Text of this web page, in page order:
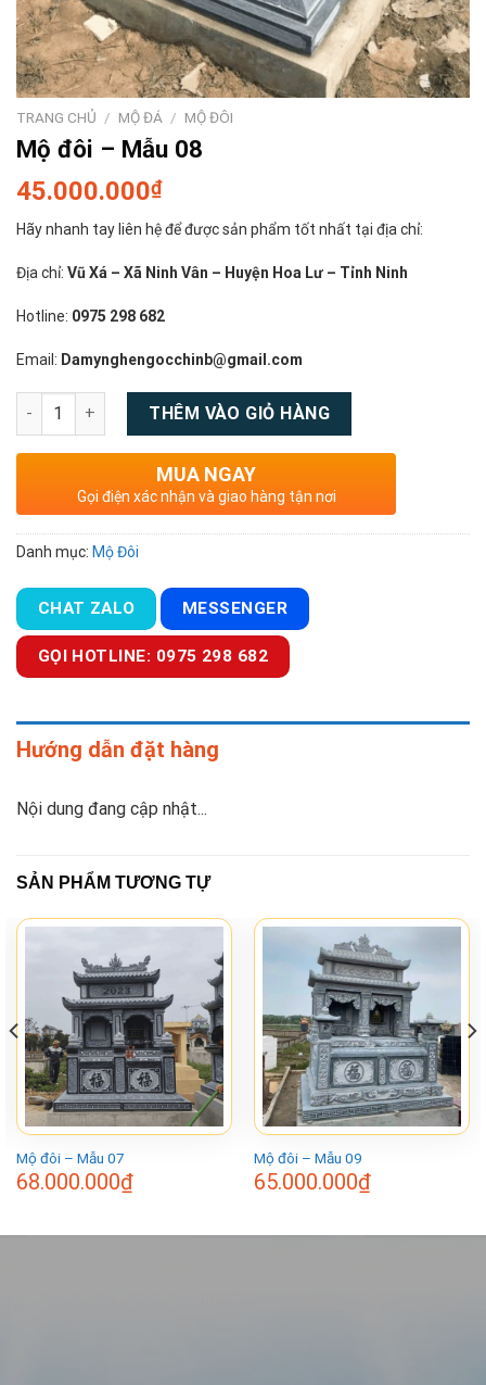
TRANG CHỦ / MỘ ĐÁ / MỘ ĐÔI
Mộ đôi – Mẫu 08
45.000.000₫
Hãy nhanh tay liên hệ để được sản phẩm tốt nhất tại địa chỉ:
Địa chỉ: Vũ Xá – Xã Ninh Vân – Huyện Hoa Lư – Tỉnh Ninh
Hotline: 0975 298 682
Email: Damynghengocchinb@gmail.com
Số lượng THÊM VÀO GIỎ HÀNG
MUA NGAY
Gọi điện xác nhận và giao hàng tận nơi
Danh mục: Mộ Đôi
CHAT ZALO MESSENGER
GỌI HOTLINE: 0975 298 682
Hướng dẫn đặt hàng
Nội dung đang cập nhật...
SẢN PHẨM TƯƠNG TỰ
Mộ đôi – Mẫu 07
68.000.000₫
Mộ đôi – Mẫu 09
65.000.000₫